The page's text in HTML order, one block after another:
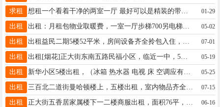
求租 想租一个看着干净的两室一厅 最好可以是精装的带家电 房间不用太大 最好离正大街不是特别特别远的 我长年租 价格最高可以给到1w2 支持半年给的联系我17545173134 01-29
出租 出租：月租包物业取暖费，一室一厅步梯700另电梯公寓1000，电话☎️13349354756微信1739065075 05-02
出租 07-01
出租 出租[烟花]正大街东南五路民福小区，临近一中，5楼46平方，家居齐全，适合陪读，6月12号到期，有需要的家人可以提前预订15045545077[庆祝]好朋友帮忙转发一下，感谢?特 05-19
出租 新华小区5楼出租，（冰箱 热水器 电视 床 空调应有尽有）拎包入住 ☎️18945518682 非诚勿扰！ 05-25
出租 三百北二道街曼哈顿楼上，五楼出租，室内物品齐全，拎包入住，联系电话13614551196 07-15
出租 06-16